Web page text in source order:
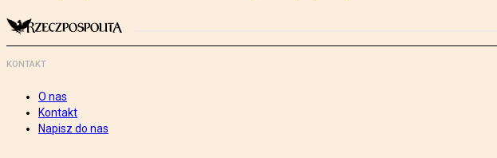
KONTAKT
O nas
Kontakt
Napisz do nas